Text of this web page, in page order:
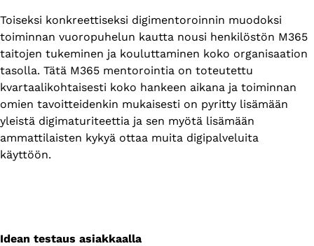
Toiseksi konkreettiseksi digimentoroinnin muodoksi
toiminnan vuoropuhelun kautta nousi henkilöstön M365
taitojen tukeminen ja kouluttaminen koko organisaation
tasolla. Tätä M365 mentorointia on toteutettu
kvartaalikohtaisesti koko hankeen aikana ja toiminnan
omien tavoitteidenkin mukaisesti on pyritty lisämään
yleistä digimaturiteettia ja sen myötä lisämään
ammattilaisten kykyä ottaa muita digipalveluita
käyttöön.
Idean testaus asiakkaalla